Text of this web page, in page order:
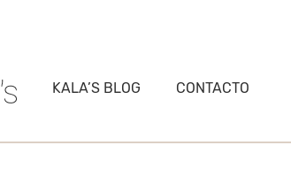
KALA’S BLOG CONTACTO